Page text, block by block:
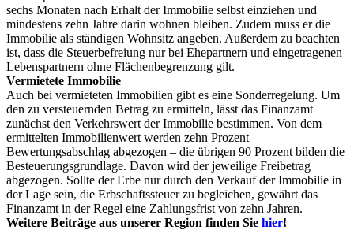
sechs Monaten nach Erhalt der Immobilie selbst einziehen und
mindestens zehn Jahre darin wohnen bleiben. Zudem muss er die
Immobilie als ständigen Wohnsitz angeben. Außerdem zu beachten
ist, dass die Steuerbefreiung nur bei Ehepartnern und eingetragenen
Lebenspartnern ohne Flächenbegrenzung gilt.
Vermietete Immobilie
Auch bei vermieteten Immobilien gibt es eine Sonderregelung. Um
den zu versteuernden Betrag zu ermitteln, lässt das Finanzamt
zunächst den Verkehrswert der Immobilie bestimmen. Von dem
ermittelten Immobilienwert werden zehn Prozent
Bewertungsabschlag abgezogen – die übrigen 90 Prozent bilden die
Besteuerungsgrundlage. Davon wird der jeweilige Freibetrag
abgezogen. Sollte der Erbe nur durch den Verkauf der Immobilie in
der Lage sein, die Erbschaftssteuer zu begleichen, gewährt das
Finanzamt in der Regel eine Zahlungsfrist von zehn Jahren.
Weitere Beiträge aus unserer Region finden Sie hier!